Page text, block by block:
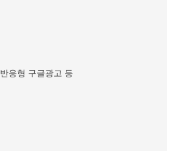
반응형 구글광고 등